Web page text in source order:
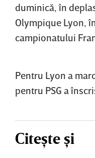
duminică, în
Olympique Lyon,
campionatului
Pentru Lyon a
pentru PSG a
Citește și